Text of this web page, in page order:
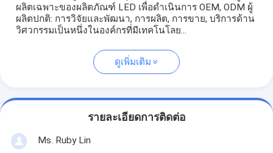
ผลิตเฉพาะของผลิตภัณฑ์ LED เพื่อดำเนินการ OEM, ODM ผู้
ผลิตปกติ: การวิจัยและพัฒนา, การผลิต, การขาย, บริการด้าน
วิศวกรรมเป็นหนึ่งในองค์กรที่มีเทคโนโลย...
ดูเพิ่มเติม
รายละเอียดการติดต่อ
Ms. Ruby Lin